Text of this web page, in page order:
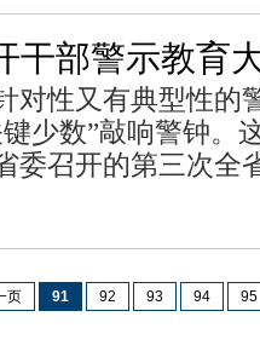
干部警示教育
对性又有典型性的
少数”敲响警钟。
委召开的第三次全
页 91 92 93 94 95